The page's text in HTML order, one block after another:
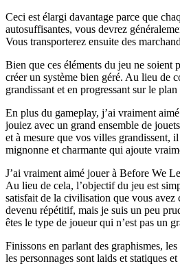
Ceci est élargi davantage parce que
autosuffisantes, vous devrez
Vous transporterez ensuite des
Bien que ces éléments du jeu ne
créer un système bien géré. Au lieu de
grandissant et en progressant sur le
En plus du gameplay, j’ai vraiment
jouiez avec un grand ensemble de
et à mesure que vos villes grandissent,
mignonne et charmante qui ajoute
J’ai vraiment aimé jouer à Before We
Au lieu de cela, l’objectif du jeu est
satisfait de la civilisation que vous avez
devenu répétitif, mais je suis un peu
êtes le type de joueur qui n’est pas un
Finissons en parlant des graphismes,
les personnages sont laids et statiques